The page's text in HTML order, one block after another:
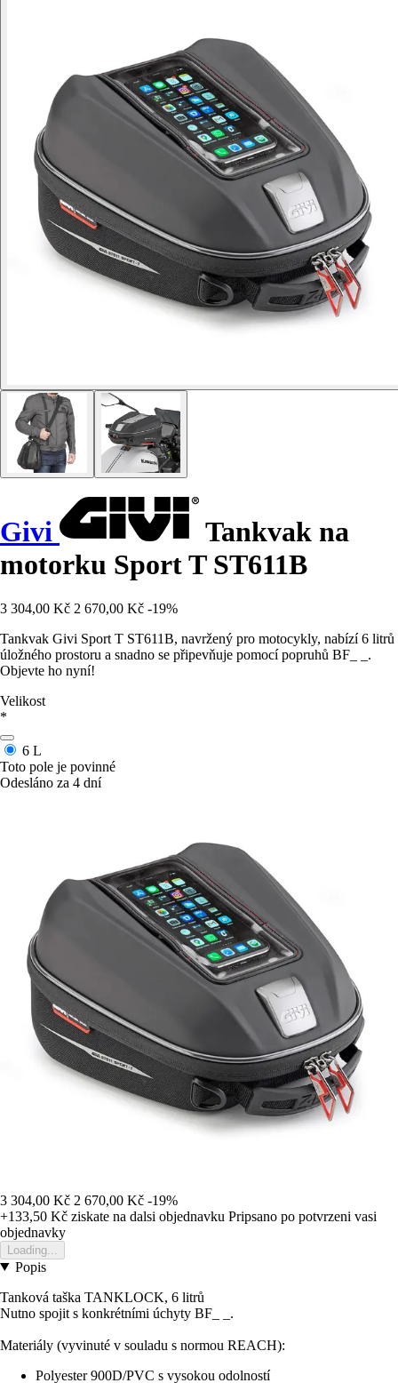
Givi
Tankvak na
motorku Sport T ST611B
3 304,00 Kč 2 670,00 Kč -19%
Tankvak Givi Sport T ST611B, navržený pro motocykly, nabízí 6 litrů
úložného prostoru a snadno se připevňuje pomocí popruhů BF_ _.
Objevte ho nyní!
Velikost
*
6 L
Toto pole je povinné
Odesláno za 4 dní
3 304,00 Kč 2 670,00 Kč -19%
+133,50 Kč ziskate na dalsi objednavku Pripsano po potvrzeni vasi
objednavky
Loading...
Popis
Tanková taška TANKLOCK, 6 litrů
Nutno spojit s konkrétními úchyty BF_ _.
Materiály (vyvinuté v souladu s normou REACH):
Polyester 900D/PVC s vysokou odolností